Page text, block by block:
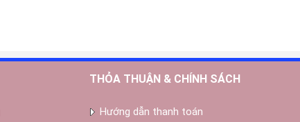
THỎA THUẬN & CHÍNH SÁCH
Hướng dẫn thanh toán